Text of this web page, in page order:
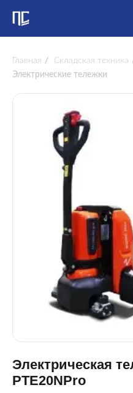
Главная / Складская техника
Электрические тележки
Электрическая
PTE20NPro